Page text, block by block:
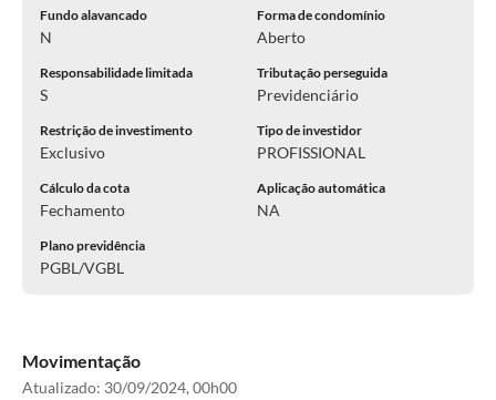
Fundo alavancado
N
Forma de condomínio
Aberto
Responsabilidade limitada
S
Tributação perseguida
Previdenciário
Restrição de investimento
Exclusivo
Tipo de investidor
PROFISSIONAL
Cálculo da cota
Fechamento
Aplicação automática
NA
Plano previdência
PGBL/VGBL
Movimentação
Atualizado: 30/09/2024, 00h00